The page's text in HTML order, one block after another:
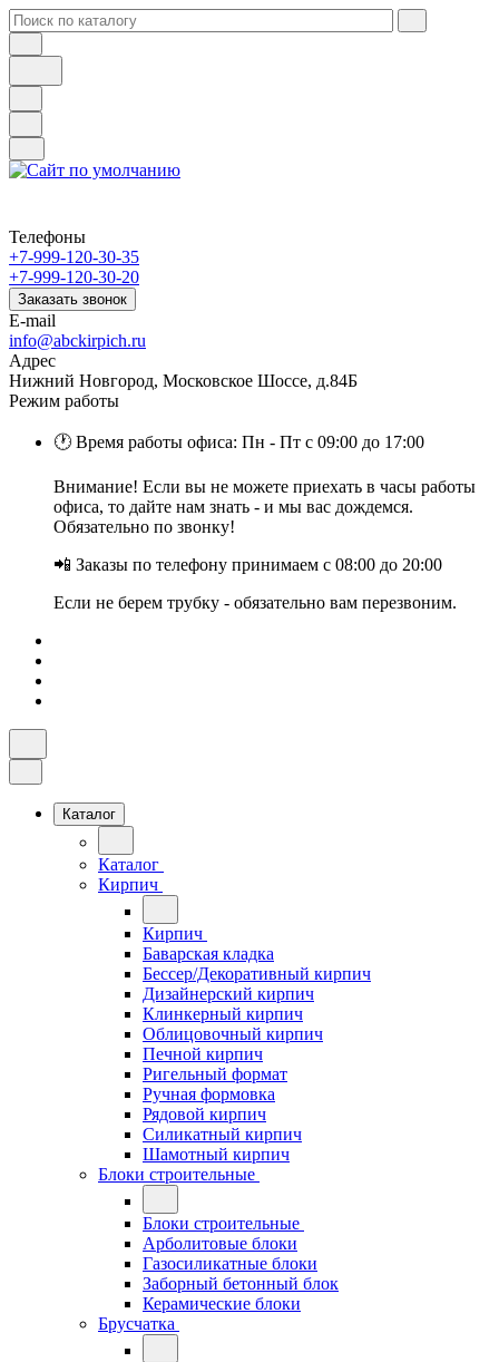
Телефоны
+7-999-120-30-35
+7-999-120-30-20
Заказать звонок
E-mail
info@abckirpich.ru
Адрес
Нижний Новгород, Московское Шоссе, д.84Б
Режим работы
🕐 Время работы офиса: Пн - Пт с 09:00 до 17:00
Внимание! Если вы не можете приехать в часы работы
офиса, то дайте нам знать - и мы вас дождемся.
Обязательно по звонку!
📲 Заказы по телефону принимаем с 08:00 до 20:00
Если не берем трубку - обязательно вам перезвоним.
Каталог
Каталог
Кирпич
Кирпич
Баварская кладка
Бессер/Декоративный кирпич
Дизайнерский кирпич
Клинкерный кирпич
Облицовочный кирпич
Печной кирпич
Ригельный формат
Ручная формовка
Рядовой кирпич
Силикатный кирпич
Шамотный кирпич
Блоки строительные
Блоки строительные
Арболитовые блоки
Газосиликатные блоки
Заборный бетонный блок
Керамические блоки
Брусчатка